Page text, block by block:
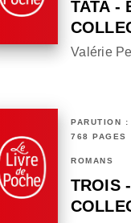
TATA -
Valérie
PARUTION
768 PAGES
ROMANS
TROIS